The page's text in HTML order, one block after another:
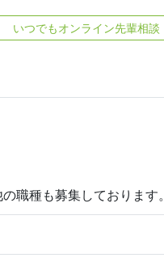
いつでもオンライン先輩相談
職種も募集しております